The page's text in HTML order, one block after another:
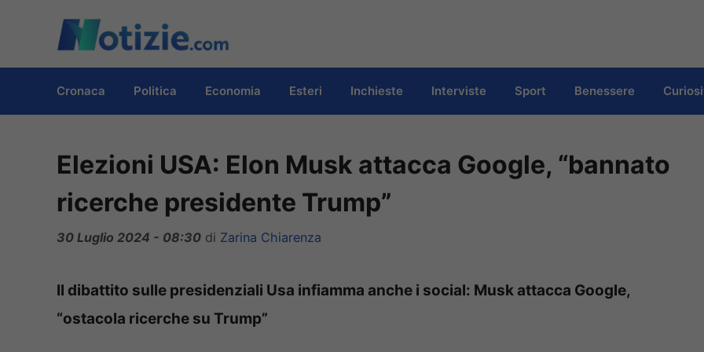
contenuto
Cronaca Politica Economia Esteri Inchieste Interviste Sport Benessere
Elezioni USA: Elon Musk attacca Google, “bannato
ricerche presidente Trump”
30 Luglio 2024 - 08:30 di Zarina Chiarenza
Il dibattito sulle presidenziali Usa infiamma anche i social: Musk attacca Google,
“ostacola ricerche su Trump”